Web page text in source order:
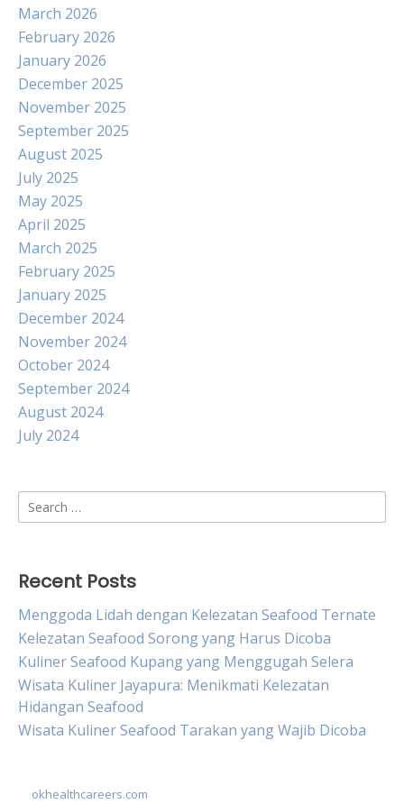
March 2026
February 2026
January 2026
December 2025
November 2025
September 2025
August 2025
July 2025
May 2025
April 2025
March 2025
February 2025
January 2025
December 2024
November 2024
October 2024
September 2024
August 2024
July 2024
Search
for:
Recent Posts
Menggoda Lidah dengan Kelezatan Seafood Ternate
Kelezatan Seafood Sorong yang Harus Dicoba
Kuliner Seafood Kupang yang Menggugah Selera
Wisata Kuliner Jayapura: Menikmati Kelezatan
Hidangan Seafood
Wisata Kuliner Seafood Tarakan yang Wajib Dicoba
okhealthcareers.com